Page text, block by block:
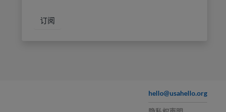
hello@usahello.org